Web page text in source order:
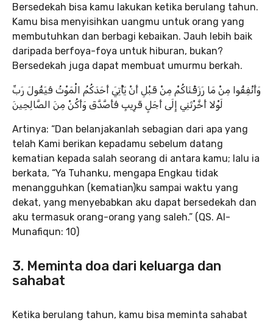
Bersedekah bisa kamu lakukan ketika berulang tahun.
Kamu bisa menyisihkan uangmu untuk orang yang
membutuhkan dan berbagi kebaikan. Jauh lebih baik
daripada berfoya-foya untuk hiburan, bukan?
Bersedekah juga dapat membuat umurmu berkah.
وَأَنْفِقُوا مِنْ مَا رَزَقْنَاكُمْ مِنْ قَبْلِ أَنْ يَأْتِيَ أَحَدَكُمُ الْمَوْتُ فَيَقُولَ رَبِّ
لَوْلا أَخَّرْتَنِي إِلَى أَجَلٍ قَرِيبٍ فَأَصَّدَّقَ وَأَكُنْ مِنَ الصَّالِحِينَ
Artinya: “Dan belanjakanlah sebagian dari apa yang
telah Kami berikan kepadamu sebelum datang
kematian kepada salah seorang di antara kamu; lalu ia
berkata, “Ya Tuhanku, mengapa Engkau tidak
menangguhkan (kematian)ku sampai waktu yang
dekat, yang menyebabkan aku dapat bersedekah dan
aku termasuk orang-orang yang saleh.” (QS. Al-
Munafiqun: 10)
3. Meminta doa dari keluarga dan
sahabat
Ketika berulang tahun, kamu bisa meminta sahabat